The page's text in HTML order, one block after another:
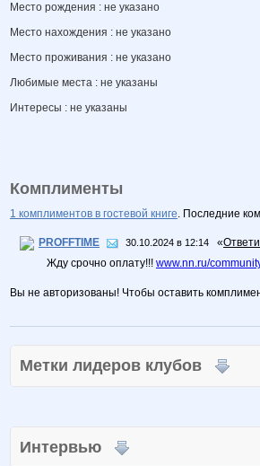
Место рождения : не указано
Место нахождения : не указано
Место проживания : не указано
Любимые места : не указаны
Интересы : не указаны
Комплименты
1 комплиментов в гостевой книге. Последние
PROFFTIME 30.10.2024 в 12:14 «
Жду срочно оплату!!! www.nn.ru/
Вы не авторизованы! Чтобы оставить
Метки лидеров клубов
Интервью